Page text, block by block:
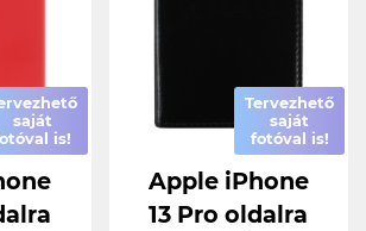
saját
is!
Tervezhető
saját
fotóval is!
Apple iPhone
13 Pro oldalra